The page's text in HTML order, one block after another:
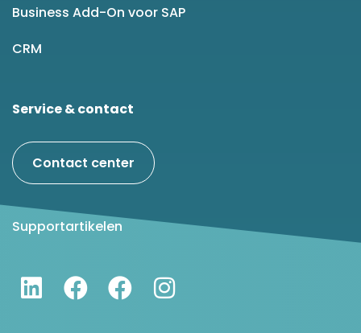
Business Add-On voor SAP
CRM
Service & contact
Contact center
Supportartikelen